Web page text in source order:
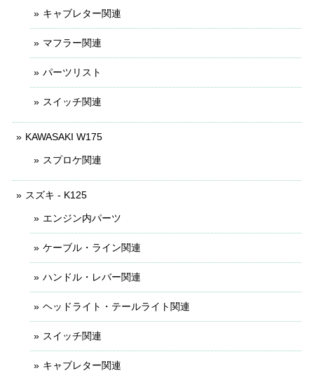
キャブレター関連
マフラー関連
パーツリスト
スイッチ関連
KAWASAKI W175
スプロケ関連
スズキ - K125
エンジン内パーツ
ケーブル・ライン関連
ハンドル・レバー関連
ヘッドライト・テールライト関連
スイッチ関連
キャブレター関連